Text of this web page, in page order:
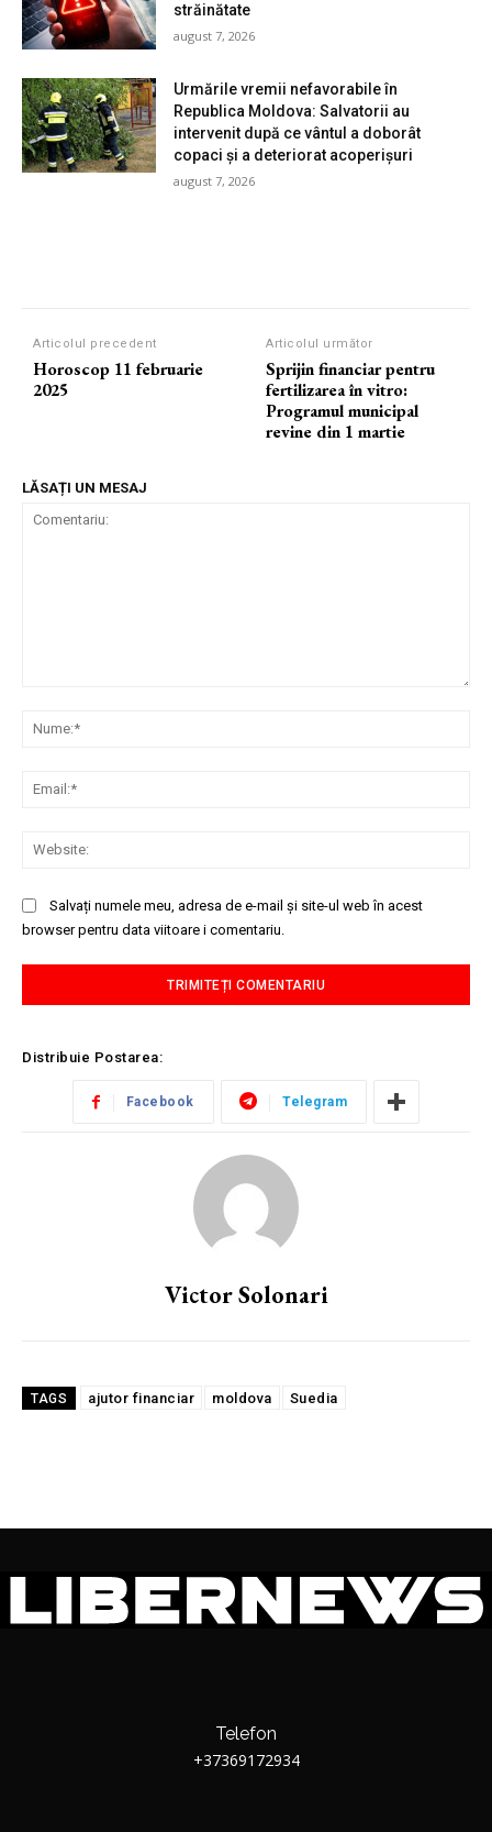
străinătate
august 7, 2026
Urmările vremii nefavorabile în
Republica Moldova: Salvatorii au
intervenit după ce vântul a doborât
copaci și a deteriorat acoperișuri
august 7, 2026
Articolul precedent
Horoscop 11 februarie
2025
Articolul următor
Sprijin financiar pentru
fertilizarea în vitro:
Programul municipal
revine din 1 martie
LĂSAȚI UN MESAJ
Salvați numele meu, adresa de e-mail și site-ul web în acest
browser pentru data viitoare i comentariu.
Distribuie Postarea:
Facebook Telegram
Victor Solonari
TAGS ajutor financiar moldova Suedia
Telefon
+37369172934